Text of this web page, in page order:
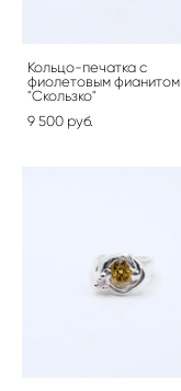
Кольцо-печатка с
фиолетовым фианитом
"Скользко"
9 500 pуб.